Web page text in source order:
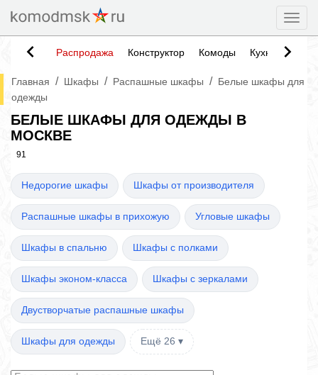
Распродажа Конструктор Комоды Кухни
Главная / Шкафы / Распашные шкафы / Белые шкафы для
одежды
БЕЛЫЕ ШКАФЫ ДЛЯ ОДЕЖДЫ В
МОСКВЕ
91
Недорогие шкафы Шкафы от производителя
Распашные шкафы в прихожую Угловые шкафы
Шкафы в спальню Шкафы с полками
Шкафы эконом-класса Шкафы с зеркалами
Двустворчатые распашные шкафы
Шкафы для одежды Ещё 26 ▾